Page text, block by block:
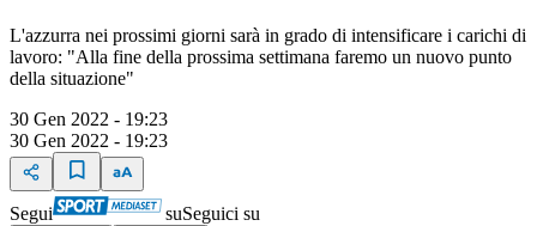
L'azzurra nei prossimi giorni sarà in grado di intensificare i carichi di
lavoro: "Alla fine della prossima settimana faremo un nuovo punto
della situazione"
30 Gen 2022 - 19:23
30 Gen 2022 - 19:23
Segui suSeguici su